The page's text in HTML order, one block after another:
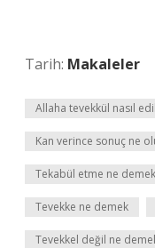
Tarih: Makaleler
Allaha tevekkül nasıl
Kan verince sonuç ne
Tekabül etme ne
Tevekke ne demek
Tevekkel değil ne